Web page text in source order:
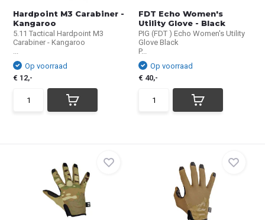
Hardpoint M3 Carabiner -
Kangaroo
5.11 Tactical Hardpoint M3
Carabiner - Kangaroo
...
Op voorraad
€ 12,-
FDT Echo Women's
Utility Glove - Black
PIG (FDT ) Echo Women's Utility
Glove Black
P...
Op voorraad
€ 40,-